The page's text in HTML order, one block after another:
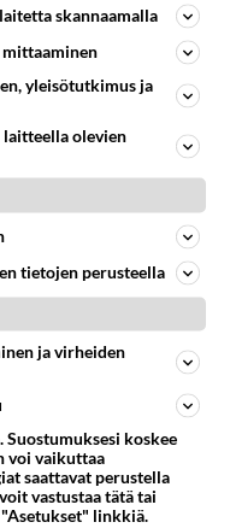
torille.
rakentaminen
1
Vastattu 3v
kiekkokuvioita.
Tärkeitä
26 2714
skannaamalla
yleisötutkimus ja
olevien
tietojen perusteella
ja virheiden
koskee
voi vaikuttaa
saattavat perustella
vastustaa tätä tai
linkkiä.